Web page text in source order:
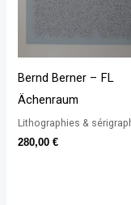
Bernd Berner – FL
Ächenraum
Lithographies &
280,00€